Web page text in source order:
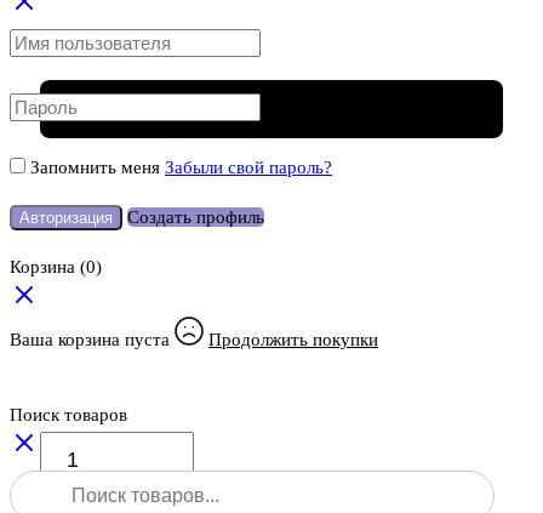
Количество
товара
Фиберглассовый
Запомнить меня Забыли свой пароль?
Авторизация Создать профиль
Корзина (0)
Ваша корзина пуста Продолжить покупки
Поиск товаров
Поиск
товаров